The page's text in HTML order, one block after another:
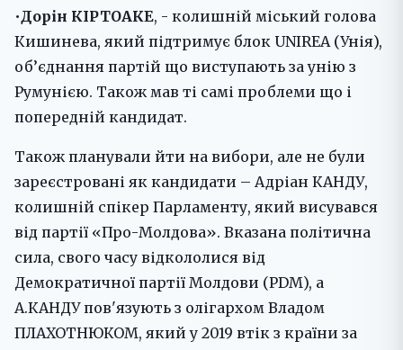
•Дорін КІРТОАКЕ, - колишній міський голова
Кишинева, який підтримує блок UNIREA (Унія),
об’єднання партій що виступають за унію з
Румунією. Також мав ті самі проблеми що і
попередній кандидат.
Також планували йти на вибори, але не були
зареєстровані як кандидати – Адріан КАНДУ,
колишній спікер Парламенту, який висувався
від партії «Про-Молдова». Вказана політична
сила, свого часу відкололися від
Демократичної партії Молдови (PDM), а
А.КАНДУ пов'язують з олігархом Владом
ПЛАХОТНЮКОМ, який у 2019 втік з країни за